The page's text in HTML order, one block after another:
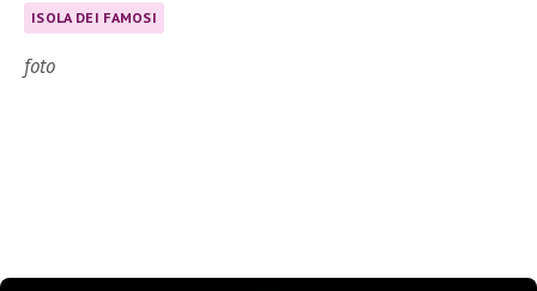
ISOLA DEI FAMOSI
foto